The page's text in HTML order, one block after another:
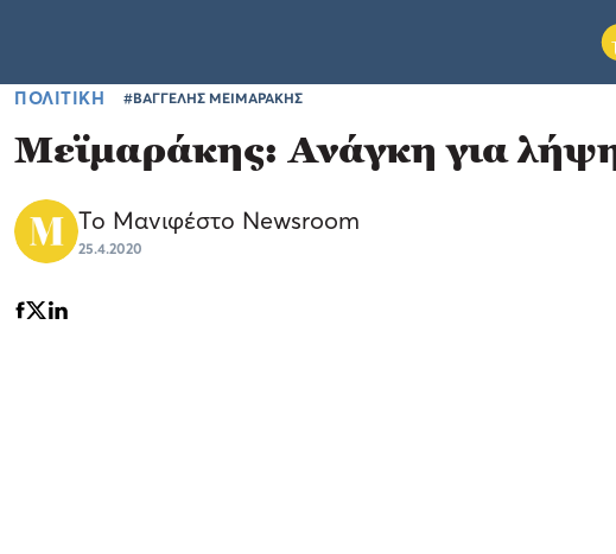
ΠΟΛΙΤΙΚΗ #ΒΑΓΓΕΛΗΣ ΜΕΙΜΑΡΑΚΗΣ
Μεϊμαράκης: Ανάγκη για
Το Μανιφέστο Newsroom
25.4.2020